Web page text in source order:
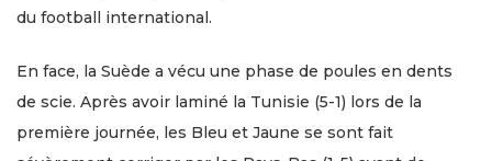
du football international.
En face, la Suède a vécu une phase de poules en dents
de scie. Après avoir laminé la Tunisie (5-1) lors de la
première journée, les Bleu et Jaune se sont fait